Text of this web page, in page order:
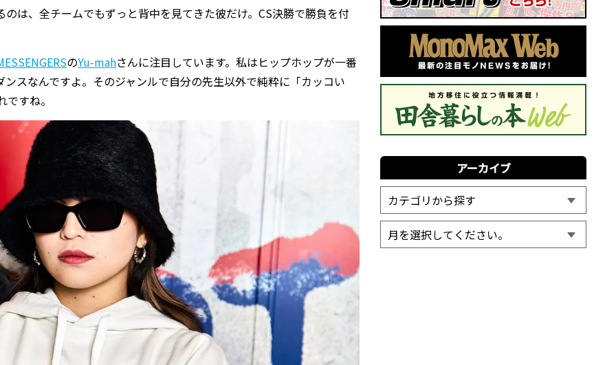
は、全チームでもずっと背中を見てきた彼だけ。CS決勝で勝負を付
のYu-mahさんに注目しています。私はヒップホップが一番
スなんですよ。そのジャンルで自分の先生以外で純粋に「カッコい
すね。
アーカイブ